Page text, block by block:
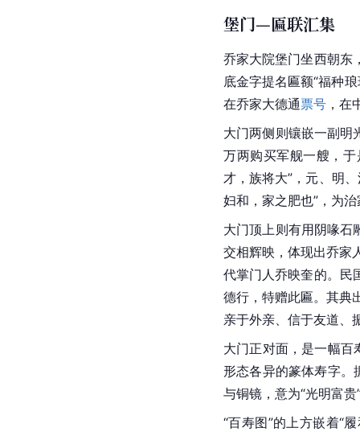
堡门—匾联汇集
乔家大院堡门坐西朝东
底金字提名匾额“福种
在乔家大德通票号 ，在
大门两侧则镶嵌一副明
万两购买军舰一艘，
才，族将大”，元、明
妇和，家之肥也”，为
大门顶上则有用阴喙石
交相辉映，体现出乔家
代掌门人乔映奎的。民
德行，特赠此匾。其典
亲于外亲、信于友道、
大门正对面，是一幅百
形态各异的篆体寿字。
与铜镜，意为“光明富
“百寿图”的上方嵌着“